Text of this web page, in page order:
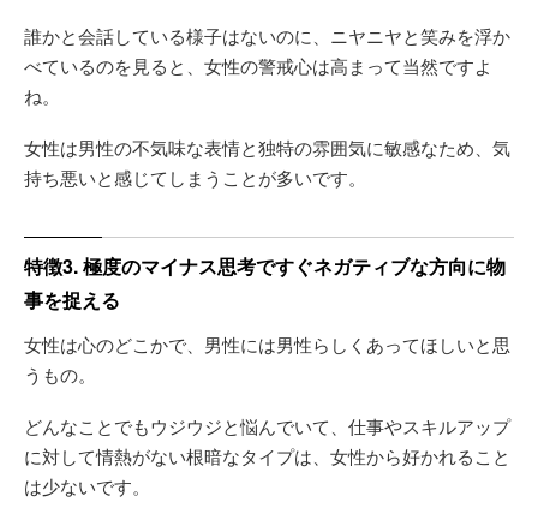
誰かと会話している様子はないのに、ニヤニヤと笑みを浮か
べているのを見ると、女性の警戒心は高まって当然ですよ
ね。
女性は男性の不気味な表情と独特の雰囲気に敏感なため、気
持ち悪いと感じてしまうことが多いです。
特徴3. 極度のマイナス思考ですぐネガティブな方向に物
事を捉える
女性は心のどこかで、男性には男性らしくあってほしいと思
うもの。
どんなことでもウジウジと悩んでいて、仕事やスキルアップ
に対して情熱がない根暗なタイプは、女性から好かれること
は少ないです。